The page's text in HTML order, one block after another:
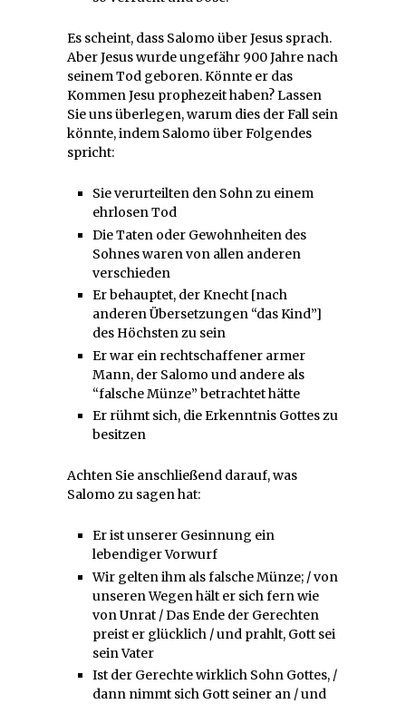
Es scheint, dass Salomo über Jesus sprach.
Aber Jesus wurde ungefähr 900 Jahre nach
seinem Tod geboren. Könnte er das
Kommen Jesu prophezeit haben? Lassen
Sie uns überlegen, warum dies der Fall sein
könnte, indem Salomo über Folgendes
spricht:
Sie verurteilten den Sohn zu einem
ehrlosen Tod
Die Taten oder Gewohnheiten des
Sohnes waren von allen anderen
verschieden
Er behauptet, der Knecht [nach
anderen Übersetzungen “das Kind”]
des Höchsten zu sein
Er war ein rechtschaffener armer
Mann, der Salomo und andere als
“falsche Münze” betrachtet hätte
Er rühmt sich, die Erkenntnis Gottes zu
besitzen
Achten Sie anschließend darauf, was
Salomo zu sagen hat:
Er ist unserer Gesinnung ein
lebendiger Vorwurf
Wir gelten ihm als falsche Münze; / von
unseren Wegen hält er sich fern wie
von Unrat / Das Ende der Gerechten
preist er glücklich / und prahlt, Gott sei
sein Vater
Ist der Gerechte wirklich Sohn Gottes, /
dann nimmt sich Gott seiner an / und